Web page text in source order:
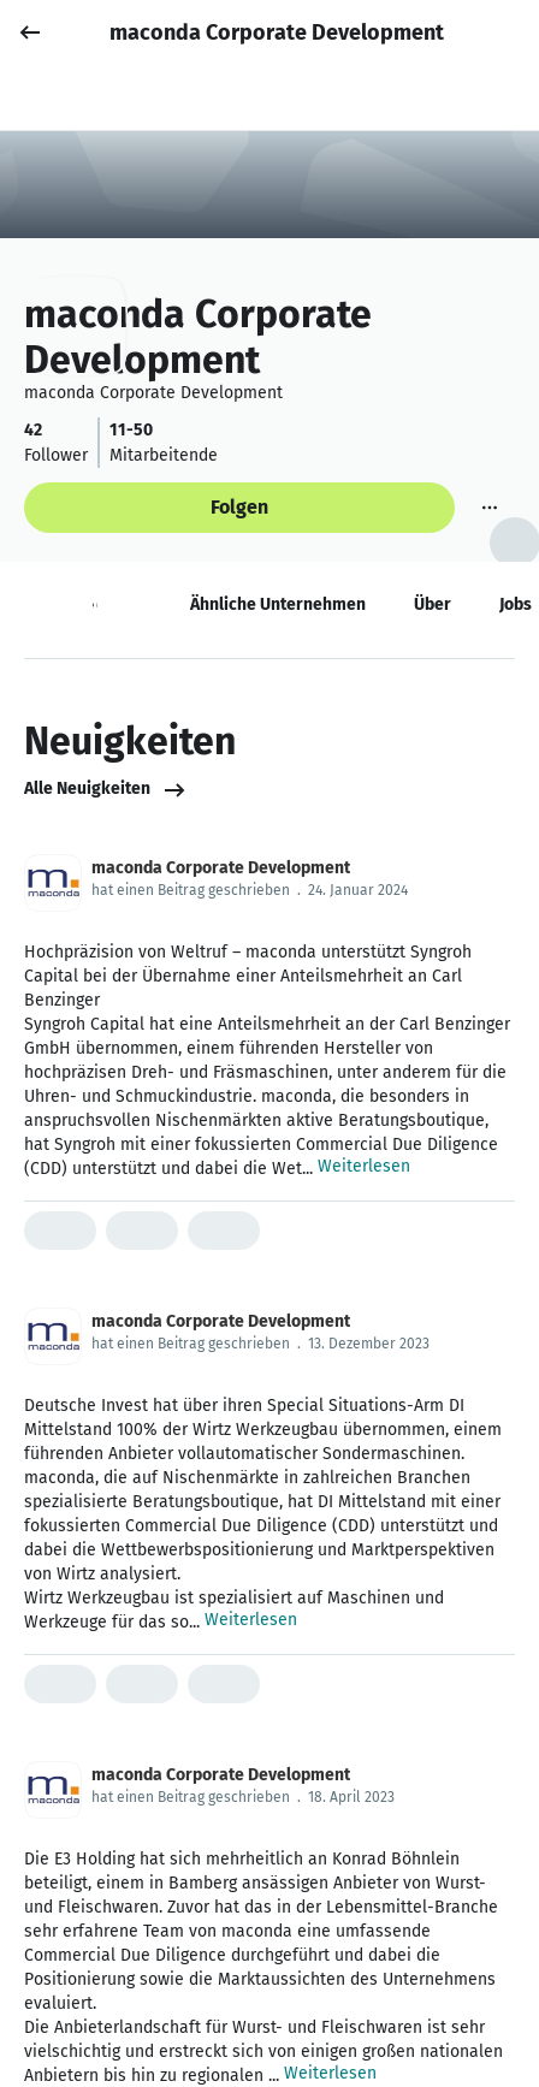
Anmelden
Job posten
maconda Corporate Development
maconda Corporate
Development
maconda Corporate Development
42
Follower
11-50
Mitarbeitende
Folgen
Neuigkeiten Ähnliche Unternehmen Über Jobs
Neuigkeiten
Alle Neuigkeiten
maconda Corporate Development
hat einen Beitrag geschrieben . 24. Januar 2024
Hochpräzision von Weltruf – maconda unterstützt Syngroh
Capital bei der Übernahme einer Anteilsmehrheit an Carl
Benzinger
Syngroh Capital hat eine Anteilsmehrheit an der Carl Benzinger
GmbH übernommen, einem führenden Hersteller von
hochpräzisen Dreh- und Fräsmaschinen, unter anderem für die
Uhren- und Schmuckindustrie. maconda, die besonders in
anspruchsvollen Nischenmärkten aktive Beratungsboutique,
hat Syngroh mit einer fokussierten Commercial Due Diligence
(CDD) unterstützt und dabei die Wet... Weiterlesen
maconda Corporate Development
hat einen Beitrag geschrieben . 13. Dezember 2023
Deutsche Invest hat über ihren Special Situations-Arm DI
Mittelstand 100% der Wirtz Werkzeugbau übernommen, einem
führenden Anbieter vollautomatischer Sondermaschinen.
maconda, die auf Nischenmärkte in zahlreichen Branchen
spezialisierte Beratungsboutique, hat DI Mittelstand mit einer
fokussierten Commercial Due Diligence (CDD) unterstützt und
dabei die Wettbewerbspositionierung und Marktperspektiven
von Wirtz analysiert.
Wirtz Werkzeugbau ist spezialisiert auf Maschinen und
Werkzeuge für das so... Weiterlesen
maconda Corporate Development
hat einen Beitrag geschrieben . 18. April 2023
Die E3 Holding hat sich mehrheitlich an Konrad Böhnlein
beteiligt, einem in Bamberg ansässigen Anbieter von Wurst-
und Fleischwaren. Zuvor hat das in der Lebensmittel-Branche
sehr erfahrene Team von maconda eine umfassende
Commercial Due Diligence durchgeführt und dabei die
Positionierung sowie die Marktaussichten des Unternehmens
evaluiert.
Die Anbieterlandschaft für Wurst- und Fleischwaren ist sehr
vielschichtig und erstreckt sich von einigen großen nationalen
Anbietern bis hin zu regionalen ... Weiterlesen